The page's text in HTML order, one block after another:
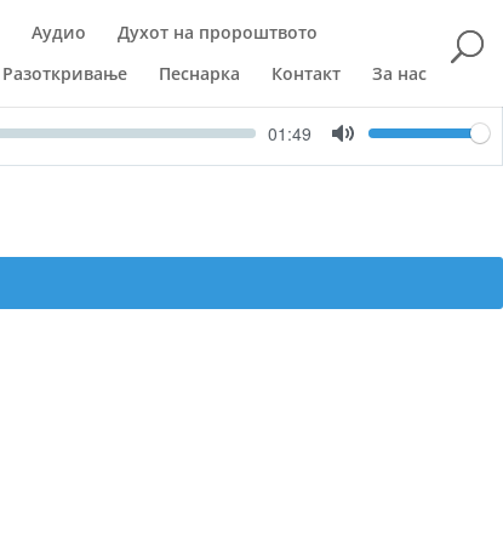
Current
01:49 Volume
Аудио
Духот на пророштвото
Разоткривање Песнарка Контакт За нас